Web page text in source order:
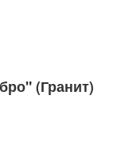
(Гранит)